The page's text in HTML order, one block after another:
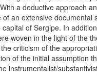
a deductive approach
an extensive
of Sergipe. In
woven in the light of the
criticism of the
of the initial assumption
instrumentalist/